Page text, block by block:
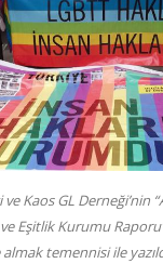
Kaos GL Derneği’nin
Eşitlik Kurumu Raporu”
temennisi ile